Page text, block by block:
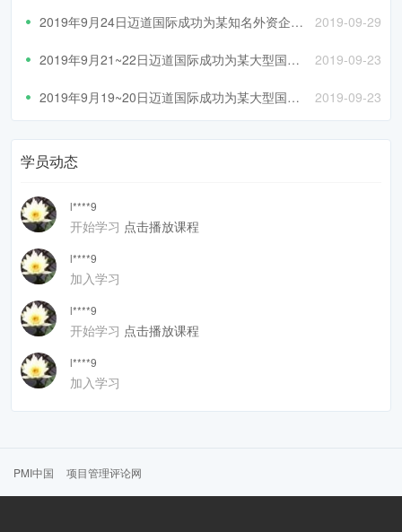
2019年9月24日迈道国际成功为某知名外资企业进行了《非职权项目影响力》培训 2019-09-29
2019年9月21~22日迈道国际成功为某大型国有企业进行了《国际工程财税策划与管理》培训 2019-09-23
2019年9月19~20日迈道国际成功为某大型国有企业进行了《项目执行过程管理与项目管理要素分析》培训 2019-09-23
学员动态
l****9
开始学习 点击播放课程
l****9
加入学习
l****9
开始学习 点击播放课程
l****9
加入学习
PMI中国 项目管理评论网